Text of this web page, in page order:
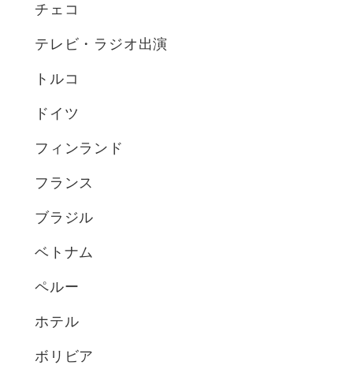
チェコ
テレビ・ラジオ出演
トルコ
ドイツ
フィンランド
フランス
ブラジル
ベトナム
ペルー
ホテル
ボリビア